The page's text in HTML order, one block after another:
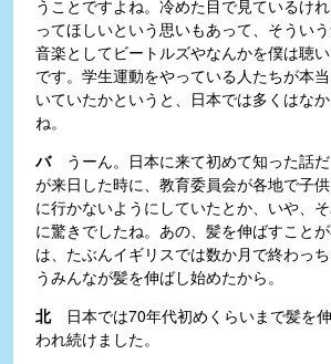
うことですよね。冷めた目で見ているけ
ってほしいという思いもあって、そうい
音楽としてビートルズやなんかを僕は聴
です。学生運動をやっている人たちが本
いていたかというと、日本では多くはな
ね。
バうーん。日本に来て初めて知った話
が来日した時に、教育委員会が各地で子
に行かないようにしていたとか、いや、
に驚きでしたね。あの、髪を伸ばすこと
は、たぶんイギリスでは数か月で終わっ
うみんなが髪を伸ばし始めたから。
北日本では70年代初めくらいまで髪を
われ続けました。